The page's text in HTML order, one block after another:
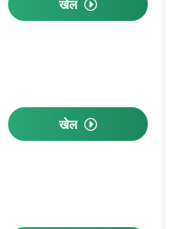
खेल
खेल